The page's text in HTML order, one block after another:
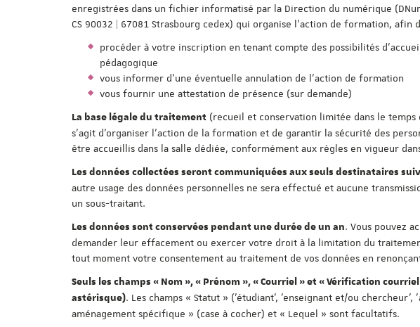
enregistrées dans un fichier informatisé par la Direction du numérique
CS 90032 | 67081 Strasbourg cedex) qui organise l'action de formation, afin
procéder à votre inscription en tenant compte des possibilités
pédagogique
vous informer d'une éventuelle annulation de l'action de formation
vous fournir une attestation de présence (sur demande)
La base légale du traitement (recueil et conservation limitée dans le
s'agit d'organiser l'action de la formation et de garantir la sécurité des
être accueillis dans la salle dédiée, conformément aux règles en vigueur dans
Les données collectées seront communiquées aux seuls destinataires
autre usage des données personnelles ne sera effectué et aucune
un sous-traitant.
Les données sont conservées pendant une durée de un an. Vous pouvez
demander leur effacement ou exercer votre droit à la limitation du
tout moment votre consentement au traitement de vos données en
Seuls les champs « Nom », « Prénom », « Courriel » et « Vérification
astérisque). Les champs « Statut » ('étudiant', 'enseignant et/ou
aménagement spécifique » (case à cocher) et « Lequel » sont facultatifs.